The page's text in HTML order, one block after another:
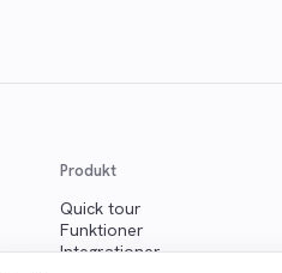
Produkt
Quick tour
Funktioner
Integrationer